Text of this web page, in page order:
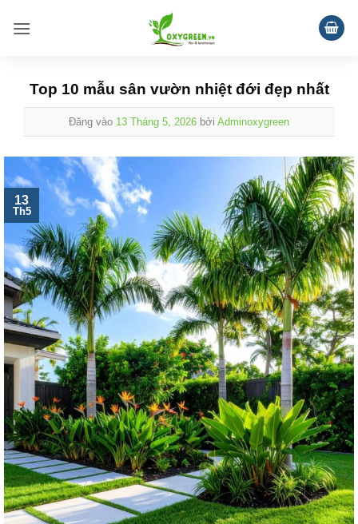
qua
Top 10 mẫu sân vườn nhiệt đới đẹp nhất
Đăng vào 13 Tháng 5, 2026 bởi Adminoxygreen
13
Th5